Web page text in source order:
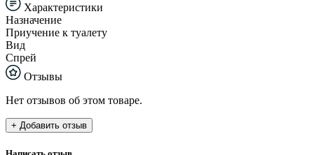
Характеристики
Назначение
Приучение к туалету
Вид
Спрей
Отзывы
Нет отзывов об этом товаре.
+ Добавить отзыв